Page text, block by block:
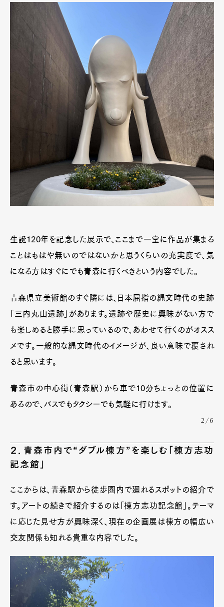
生誕120年を記念した展示で、ここまで一堂に作品が集まる
ことはもはや無いのではないかと思うくらいの充実度で、気
になる方はすぐにでも青森に行くべきという内容でした。
青森県立美術館のすぐ隣には、日本屈指の縄文時代の史跡
「三内丸山遺跡」があります。遺跡や歴史に興味がない方で
も楽しめると勝手に思っているので、あわせて行くのがオスス
メです。一般的な縄文時代のイメージが、良い意味で覆され
ると思います。
青森市の中心街（青森駅）から車で10分ちょっとの位置に
あるので、バスでもタクシーでも気軽に行けます。
2/6
２．青森市内で“ダブル棟方”を楽しむ「棟方志功
記念館」
ここからは、青森駅から徒歩圏内で廻れるスポットの紹介で
す。アートの続きで紹介するのは「棟方志功記念館」。テーマ
に応じた見せ方が興味深く、現在の企画展は棟方の幅広い
交友関係も知れる貴重な内容でした。